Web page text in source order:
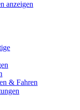
anzeigen
& Fahren